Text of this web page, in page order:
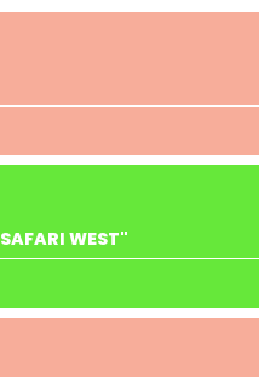
WEST"